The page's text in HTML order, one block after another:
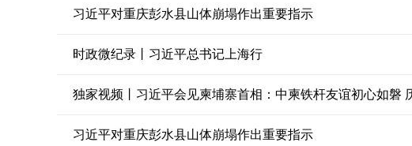
习近平对重庆彭水县山体崩塌作出重要指示
时政微纪录丨习近平总书记上海行
独家视频丨习近平会见柬埔寨首相：中柬铁杆友谊初心如磐
习近平对重庆彭水县山体崩塌作出重要指示